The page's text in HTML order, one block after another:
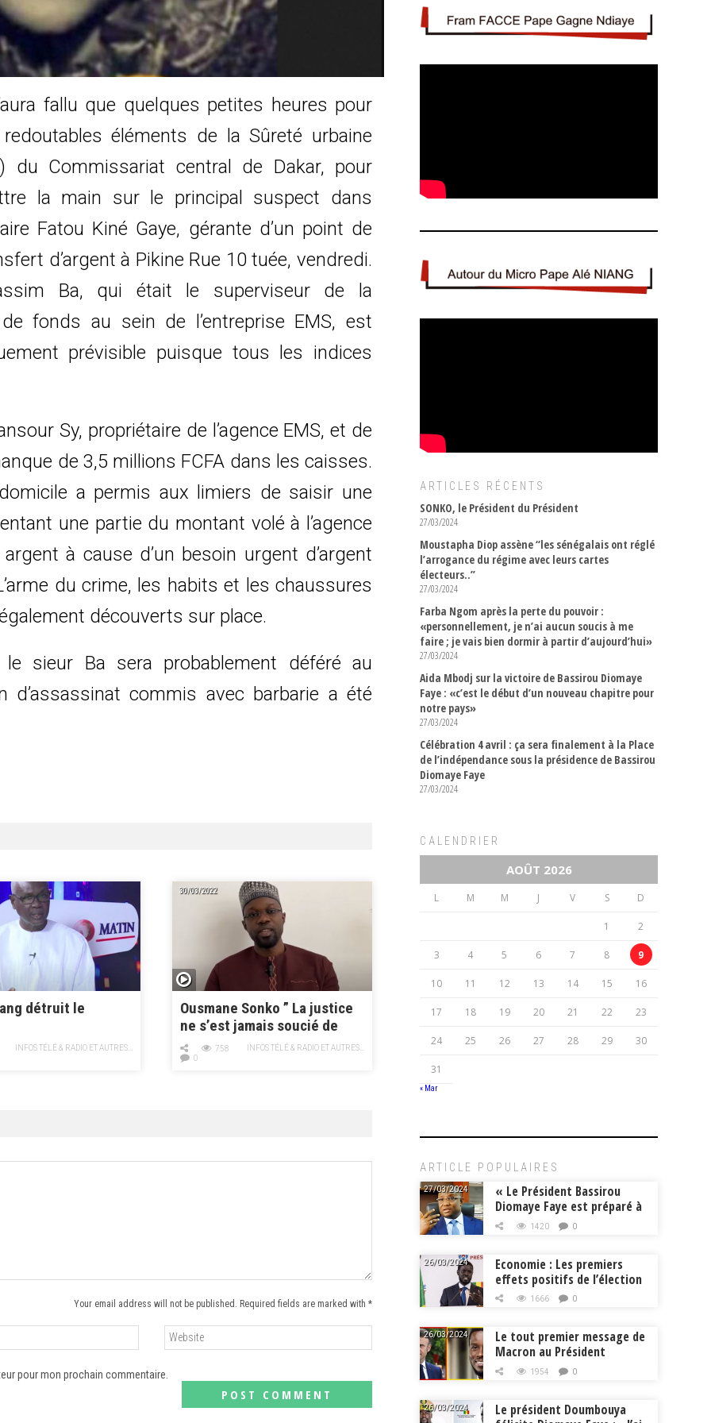
fallu que quelques petites heures pour
éléments de la Sûreté urbaine
du Commissariat central de Dakar, pour
la main sur le principal suspect dans
Fatou Kiné Gaye, gérante d’un point de
d’argent à Pikine Rue 10 tuée, vendredi.
Ba, qui était le superviseur de la
fonds au sein de l’entreprise EMS, est
prévisible puisque tous les indices
Sy, propriétaire de l’agence EMS, et de
de 3,5 millions FCFA dans les caisses.
a permis aux limiers de saisir une
une partie du montant volé à l’agence
à cause d’un besoin urgent d’argent
du crime, les habits et les chaussures
découverts sur place.
sieur Ba sera probablement déféré au
d’assassinat commis avec barbarie a été
détruit le
INFOS TÉLÉ & RADIO ET AUTRES...
30/03/2022
Ousmane Sonko ” La justice
ne s’est jamais soucié de
respecter mes droits “
INFOS TÉLÉ & RADIO ET AUTRES...
758
0
Your email address will not be published. Required fields are marked with *
pour mon prochain commentaire.
ARTICLES RÉCENTS
SONKO, le Président du Président
27/03/2024
Moustapha Diop assène “les sénégalais ont réglé
l’arrogance du régime avec leurs cartes
électeurs..”
27/03/2024
Farba Ngom après la perte du pouvoir :
«personnellement, je n’ai aucun soucis à me
faire ; je vais bien dormir à partir d’aujourd’hui»
27/03/2024
Aida Mbodj sur la victoire de Bassirou Diomaye
Faye : «c’est le début d’un nouveau chapitre pour
notre pays»
27/03/2024
Célébration 4 avril : ça sera finalement à la Place
de l’indépendance sous la présidence de Bassirou
Diomaye Faye
27/03/2024
CALENDRIER
AOÛT 2026
L M M J V S D
1 2
3 4 5 6 7 8 9
10 11 12 13 14 15 16
17 18 19 20 21 22 23
24 25 26 27 28 29 30
31
« Mar
ARTICLE POPULAIRES
27/03/2024
« Le Président Bassirou
Diomaye Faye est préparé à
la tâche », Mouhamadou
Makhtar Cissé, Min.
1420 0
26/03/2024
Economie : Les premiers
effets positifs de l’élection
de Bassirou Diomaye Faye
1666 0
26/03/2024
Le tout premier message de
Macron au Président
Diomaye Faye
1954 0
26/03/2024
Le président Doumbouya